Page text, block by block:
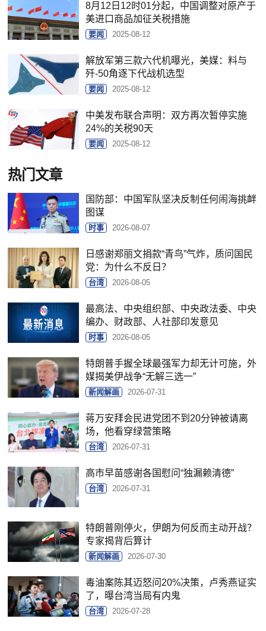
8月12日12时01分起，中国调整对原产于
美进口商品加征关税措施
要闻 2025-08-12
解放军第三款六代机曝光，美媒：料与
歼-50角逐下代战机选型
要闻 2025-08-12
中美发布联合声明：双方再次暂停实施
24%的关税90天
要闻 2025-08-12
热门文章
国防部：中国军队坚决反制任何闹海挑衅
图谋
时事 2026-08-07
日感谢郑丽文捐款“青鸟”气炸，质问国民
党：为什么不反日？
台湾 2026-08-05
最高法、中央组织部、中央政法委、中央
编办、财政部、人社部印发意见
时事 2026-08-05
特朗普手握全球最强军力却无计可施，外
媒揭美伊战争“无解三选一”
新闻解画 2026-07-31
蒋万安拜会民进党团不到20分钟被请离
场，他看穿绿营策略
台湾 2026-07-31
高市早苗感谢各国慰问“独漏赖清德”
台湾 2026-07-31
特朗普刚停火，伊朗为何反而主动开战？
专家揭背后算计
新闻解画 2026-07-30
毒油案陈其迈怒问20%决策，卢秀燕证实
了，曝台湾当局有内鬼
台湾 2026-07-28